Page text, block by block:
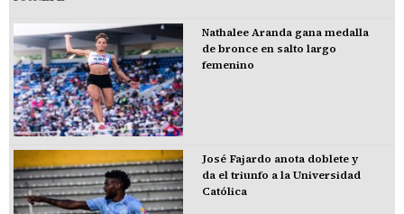
Nathalee Aranda gana medalla
de bronce en salto largo
femenino
José Fajardo anota doblete y
da el triunfo a la Universidad
Católica